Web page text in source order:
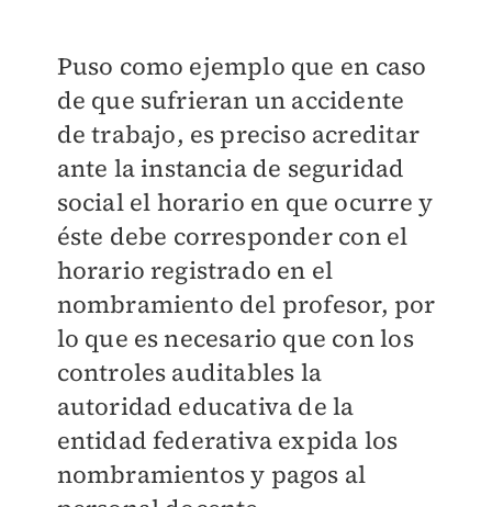
Puso como ejemplo que en caso
de que sufrieran un accidente
de trabajo, es preciso acreditar
ante la instancia de seguridad
social el horario en que ocurre y
éste debe corresponder con el
horario registrado en el
nombramiento del profesor, por
lo que es necesario que con los
controles auditables la
autoridad educativa de la
entidad federativa expida los
nombramientos y pagos al